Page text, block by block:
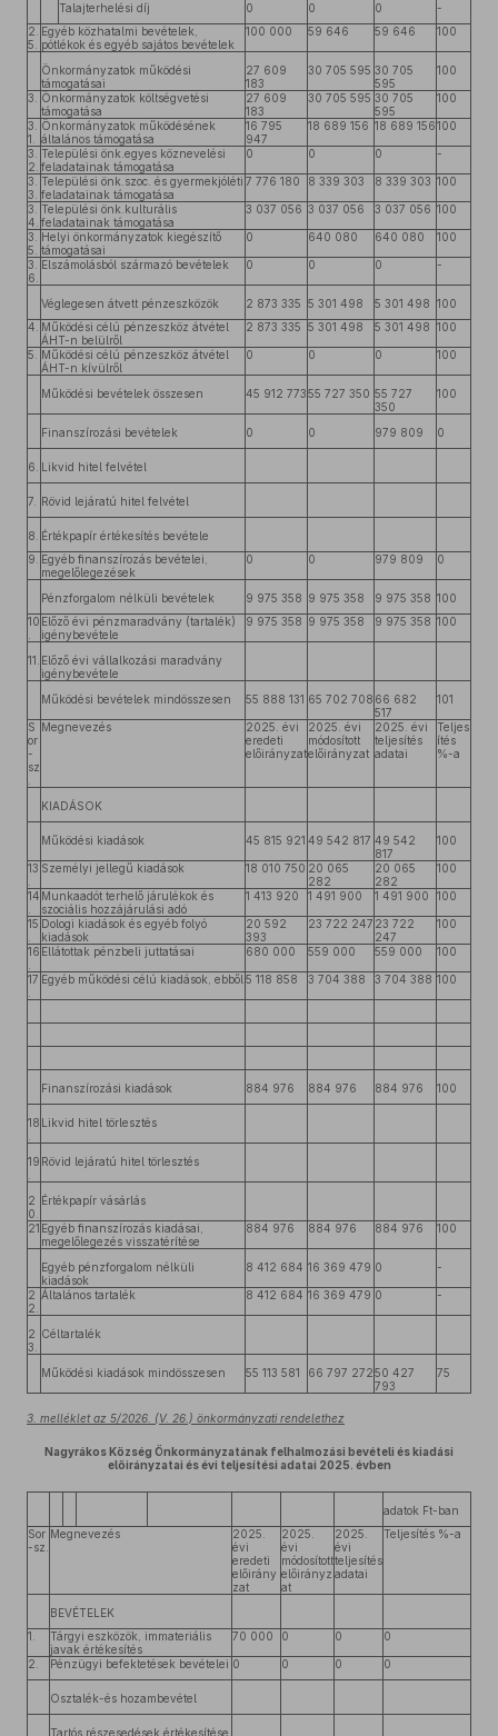
Talajterhelési díj 0 0 0
-
2.
5.
Egyéb közhatalmi bevételek,
pótlékok és egyéb sajátos bevételek
100 000 59 646 59 646 100
Önkormányzatok működési
támogatásai
27 609
183
30 705 595 30 705
595
100
3.
Önkormányzatok költségvetési
támogatása
27 609
183
30 705 595 30 705
595
100
3.
1.
Önkormányzatok működésének
általános támogatása
16 795
947
18 689 156 18 689 156100
3.
2.
Települési önk.egyes köznevelési
feladatainak támogatása
0 0 0 -
3.
3.
Települési önk.szoc. és gyermekjóléti
feladatainak támogatása
7 776 180 8 339 303 8 339 303 100
3.
4.
Települési önk.kulturális
feladatainak támogatása
3 037 056 3 037 056 3 037 056 100
3.
5.
Helyi önkormányzatok kiegészítő
támogatásai
0 640 080 640 080 100
3.
6.
Elszámolásból származó bevételek 0 0 0 -
Véglegesen átvett pénzeszközök 2 873 335 5 301 498 5 301 498 100
4. Működési célú pénzeszköz átvétel
ÁHT-n belülről
2 873 335 5 301 498 5 301 498 100
5.
Működési célú pénzeszköz átvétel
ÁHT-n kívülről
0 0 0 100
Működési bevételek összesen 45 912 77355 727 350 55 727
350
100
Finanszírozási bevételek 0 0 979 809 0
6. Likvid hitel felvétel
7. Rövid lejáratú hitel felvétel
8. Értékpapír értékesítés bevétele
9. Egyéb finanszírozás bevételei,
megelőlegezések
0 0 979 809 0
Pénzforgalom nélküli bevételek 9 975 358 9 975 358 9 975 358 100
10 Előző évi pénzmaradvány (tartalék)
igénybevétele
9 975 358 9 975 358 9 975 358 100
11. Előző évi vállalkozási maradvány
igénybevétele
Működési bevételek mindösszesen
55 888 131 65 702 708 66 682
517
101
S
or
-
sz
Megnevezés
2025. évi
eredeti
előirányzat
2025. évi
módosított
előirányzat
2025. évi
teljesítés
adatai
Teljes
ítés
%-a
KIADÁSOK
Működési kiadások 45 815 921 49 542 817 49 542
817
100
13 Személyi jellegű kiadások 18 010 750 20 065
282
20 065
282
100
14 Munkaadót terhelő járulékok és
szociális hozzájárulási adó
1 413 920 1 491 900 1 491 900 100
15 Dologi kiadások és egyéb folyó
kiadások
20 592
393
23 722 247 23 722
247
100
16 Ellátottak pénzbeli juttatásai 680 000 559 000 559 000 100
17 Egyéb működési célú kiadások, ebből 5 118 858 3 704 388 3 704 388 100
Finanszírozási kiadások 884 976 884 976 884 976 100
18 Likvid hitel törlesztés
19 Rövid lejáratú hitel törlesztés
2
0.
Értékpapír vásárlás
21 Egyéb finanszírozás kiadásai,
megelőlegezés visszatérítése
884 976 884 976 884 976 100
Egyéb pénzforgalom nélküli
kiadások
8 412 684 16 369 479 0 -
2
2.
Általános tartalék 8 412 684 16 369 479 0 -
2
3.
Céltartalék
Működési kiadások mindösszesen 55 113 581 66 797 27250 427
793
75
3. melléklet az 5/2026. (V. 26.) önkormányzati rendelethez
Nagyrákos Község Önkormányzatának felhalmozási bevételi és kiadási
előirányzatai és évi teljesítési adatai 2025. évben
adatok Ft-ban
Sor
-sz.
Megnevezés
2025.
évi
eredeti
előirány
zat
2025.
évi
módosított
előirányz
at
2025.
évi
teljesítés
adatai
Teljesítés %-a
BEVÉTELEK
1.
Tárgyi eszközök, immateriális
javak értékesítés
70 000 0 0 0
2. Pénzügyi befektetések bevételei 0 0 0 0
Osztalék-és hozambevétel
Tartós részesedések értékesítése